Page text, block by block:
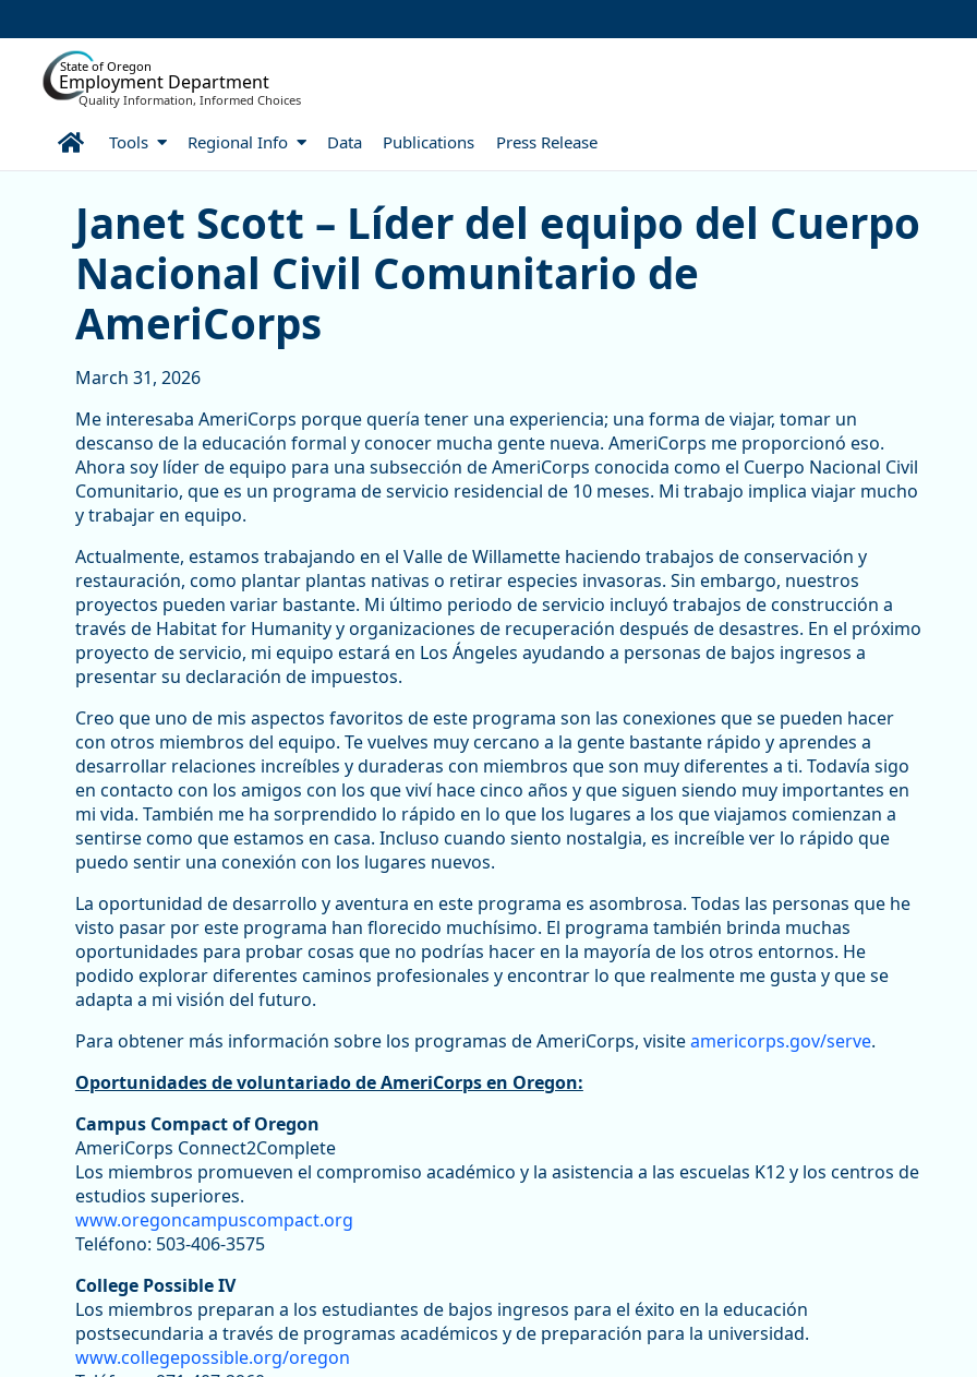
State of Oregon
Employment Department
Quality Information, Informed Choices
HomeTools Regional Info Data Publications Press Release
Janet Scott – Líder del equipo del Cuerpo Nacional
Janet Scott – Líder del equipo del Cuerpo
Nacional Civil Comunitario de
AmeriCorps
March 31, 2026
Me interesaba AmeriCorps porque quería tener una experiencia; una forma de viajar, tomar un
descanso de la educación formal y conocer mucha gente nueva. AmeriCorps me proporcionó eso.
Ahora soy líder de equipo para una subsección de AmeriCorps conocida como el Cuerpo Nacional Civil
Comunitario, que es un programa de servicio residencial de 10 meses. Mi trabajo implica viajar mucho
y trabajar en equipo.
Actualmente, estamos trabajando en el Valle de Willamette haciendo trabajos de conservación y
restauración, como plantar plantas nativas o retirar especies invasoras. Sin embargo, nuestros
proyectos pueden variar bastante. Mi último periodo de servicio incluyó trabajos de construcción a
través de Habitat for Humanity y organizaciones de recuperación después de desastres. En el próximo
proyecto de servicio, mi equipo estará en Los Ángeles ayudando a personas de bajos ingresos a
presentar su declaración de impuestos.
Creo que uno de mis aspectos favoritos de este programa son las conexiones que se pueden hacer
con otros miembros del equipo. Te vuelves muy cercano a la gente bastante rápido y aprendes a
desarrollar relaciones increíbles y duraderas con miembros que son muy diferentes a ti. Todavía sigo
en contacto con los amigos con los que viví hace cinco años y que siguen siendo muy importantes en
mi vida. También me ha sorprendido lo rápido en lo que los lugares a los que viajamos comienzan a
sentirse como que estamos en casa. Incluso cuando siento nostalgia, es increíble ver lo rápido que
puedo sentir una conexión con los lugares nuevos.
La oportunidad de desarrollo y aventura en este programa es asombrosa. Todas las personas que he
visto pasar por este programa han florecido muchísimo. El programa también brinda muchas
oportunidades para probar cosas que no podrías hacer en la mayoría de los otros entornos. He
podido explorar diferentes caminos profesionales y encontrar lo que realmente me gusta y que se
adapta a mi visión del futuro.
Para obtener más información sobre los programas de AmeriCorps, visiteamericorps.gov/serve.
Oportunidades de voluntariado de AmeriCorps en Oregon:
Campus Compact of Oregon
AmeriCorps Connect2Complete
Los miembros promueven el compromiso académico y la asistencia a las escuelas K12 y los centros de
estudios superiores.
www.oregoncampuscompact.org
Teléfono: 503-406-3575
College Possible IV
Los miembros preparan a los estudiantes de bajos ingresos para el éxito en la educación
postsecundaria a través de programas académicos y de preparación para la universidad.
www.collegepossible.org/oregon